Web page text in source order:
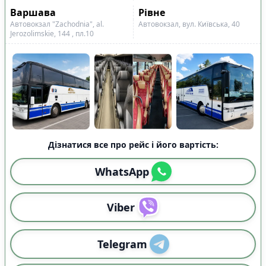
➡️Тільки прямі рейси
🔄 Є пересадка організована перевізником
22
✅Виїзд і прибуття за конкретною адресою 0
✅Можна обрати місце 1
✅Можна з домашніми улюбленцями 23
✅Дитяче крісло
0
🚌Комфортабельний автобус
VIP мікроавтобус
👑Додатковий простір для ніг
0
🛌Пледи 2
Кава / чай / гаряча вода
Варшава
Рівне
Автовокзал "Zachodnia", al.
Jerozolimskie, 144 , пл.10
Aвтовокзал, вул. Київська, 40
Дізнатися все про рейс і його вартість:
WhatsApp
Viber
Telegram